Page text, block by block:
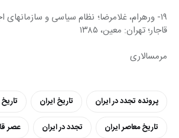
۱۹- ورهرام، غلامرضا؛ نظام سیاسی و
قاجار؛ تهران: معین، ۱۳۸۵
مرمسالاری
پرونده تجدد در ایران تاریخ ایران
تاریخ معاصر ایران
تجدد در ایران
عصر